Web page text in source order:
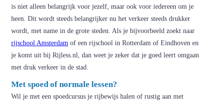
is niet alleen belangrijk voor jezelf, maar ook voor iedereen om je
heen. Dit wordt steeds belangrijker nu het verkeer steeds drukker
wordt, met name in de grote steden. Als je bijvoorbeeld zoekt naar
rijschool Amsterdam of een rijschool in Rotterdam of Eindhoven en
je komt uit bij Rijless.nl, dan weet je zeker dat je goed leert omgaan
met druk verkeer in de stad.
Met spoed of normale lessen?
Wil je met een spoedcursus je rijbewijs halen of rustig aan met